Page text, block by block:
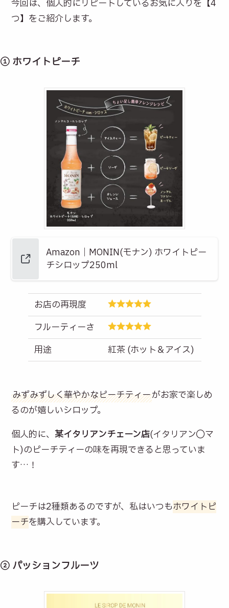
今回は、個人的にリピートしているお気に入りを【4
つ】をご紹介します。
① ホワイトピーチ
Amazon｜MONIN(モナン) ホワイトピー
チシロップ250ml
お店の再現度
フルーティーさ
用途
紅茶 (ホット＆アイス)
みずみずしく華やかなピーチティーがお家で楽しめ
るのが嬉しいシロップ。
個人的に、某イタリアンチェーン店(イタリアン◯マ
ト)のピーチティーの味を再現できると思っていま
す…！
ピーチは2種類あるのですが、私はいつもホワイトピ
ーチを購入しています。
② パッションフルーツ